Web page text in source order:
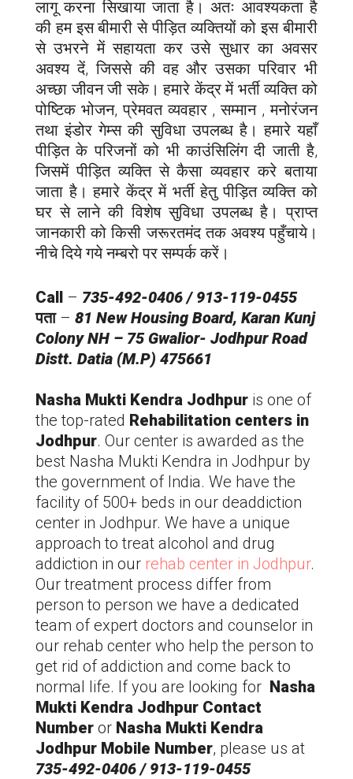
लागू करना सिखाया जाता है। अतः आवश्यकता है
की हम इस बीमारी से पीड़ित व्यक्तियों को इस बीमारी
से उभरने में सहायता कर उसे सुधार का अवसर
अवश्य दें, जिससे की वह और उसका परिवार भी
अच्छा जीवन जी सके। हमारे केंद्र में भर्ती व्यक्ति को
पोष्टिक भोजन, प्रेमवत व्यवहार , सम्मान , मनोरंजन
तथा इंडोर गेम्स की सुविधा उपलब्ध है। हमारे यहाँ
पीड़ित के परिजनों को भी काउंसिलिंग दी जाती है,
जिसमें पीड़ित व्यक्ति से कैसा व्यवहार करे बताया
जाता है। हमारे केंद्र में भर्ती हेतु पीड़ित व्यक्ति को
घर से लाने की विशेष सुविधा उपलब्ध है। प्राप्त
जानकारी को किसी जरूरतमंद तक अवश्य पहुँचाये।
नीचे दिये गये नम्बरो पर सम्पर्क करें।
Call – 735-492-0406 / 913-119-0455
पता– 81 New Housing Board, Karan Kunj
Colony NH – 75 Gwalior- JodhpurRoad
Distt. Datia (M.P) 475661
Nasha Mukti Kendra Jodhpur is one of
the top-rated Rehabilitation centers in
Jodhpur. Our center is awarded as the
best Nasha Mukti Kendra in Jodhpur by
the government of India. We have the
facility of 500+ beds in our deaddiction
center in Jodhpur. We have a unique
approach to treat alcohol and drug
addiction in our rehab center in Jodhpur.
Our treatment process differ from
person to person we have a dedicated
team of expert doctors and counselor in
our rehab center who help the person to
get rid of addiction and come back to
normal life. If you are looking for Nasha
Mukti Kendra Jodhpur Contact
Number or Nasha Mukti Kendra
Jodhpur Mobile Number, please us at
735-492-0406 / 913-119-0455